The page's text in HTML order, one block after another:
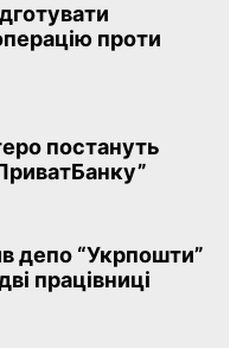
проти
постануть
депо “Укрпошти”
працівниці